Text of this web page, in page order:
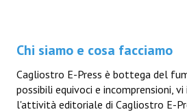
Chi siamo e cosa facciamo
Cagliostro E-Press è bottega del
possibili equivoci e incomprensioni,
l'attività editoriale di Cagliostro E-